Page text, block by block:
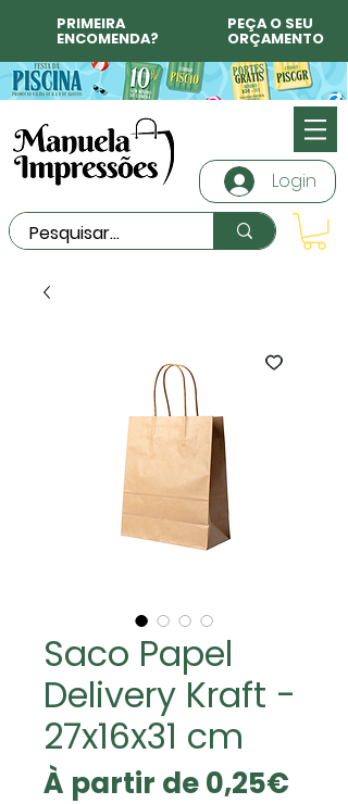
PRIMEIRA
ENCOMENDA?
PEÇA O SEU
ORÇAMENTO
Login
Saco Papel
Delivery Kraft -
27x16x31 cm
À partir de0,25€